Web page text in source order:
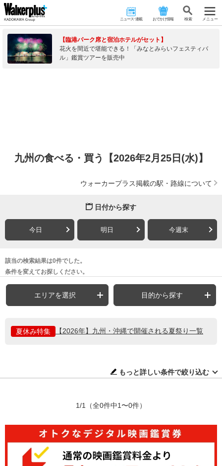
ニュース･連載 おでかけ情報 検 索 メニュー
【臨港パーク席と宿泊ホテルがセット】
花火を間近で堪能できる！「みなとみらいフェスティバ
ル」鑑賞ツアーを販売中
九州の食べる・買う【2026年2月25日(水)】
ウォーカープラス掲載の駅・路線について
日付から探す
今日 明日 今週末
該当の検索結果は0件でした。
条件を変えてお探しください。
エリアを選択 目的から探す
夏休み特集 【2026年】九州・沖縄で開催される夏祭り一覧
もっと詳しい条件で絞り込む
1/1 （全0件中1〜0件）